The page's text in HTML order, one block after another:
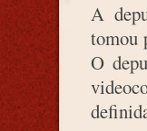
A
tomou
O